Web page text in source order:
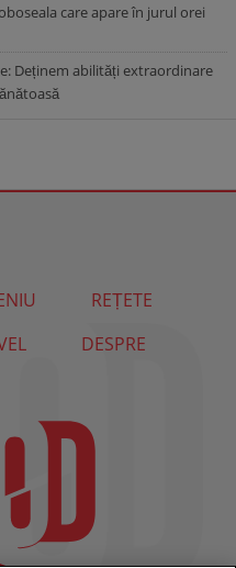
care apare în jurul orei
Deținem abilități extraordinare
REȚETE
DESPRE